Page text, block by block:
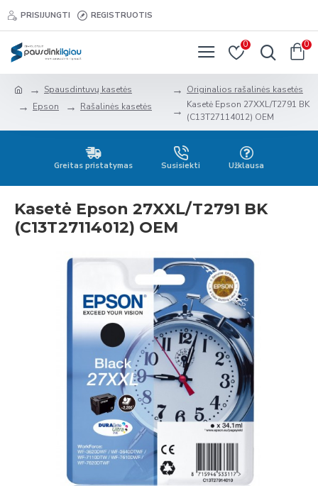
PRISIJUNGTI REGISTRUOTIS
0 0
Spausdintuvų kasetės
Epson
Rašalinės kasetės
Originalios rašalinės kasetės
Kasetė Epson 27XXL/T2791 BK
(C13T27114012) OEM
Greitas pristatymas Susisiekti Užklausa
Kasetė Epson 27XXL/T2791 BK
(C13T27114012) OEM